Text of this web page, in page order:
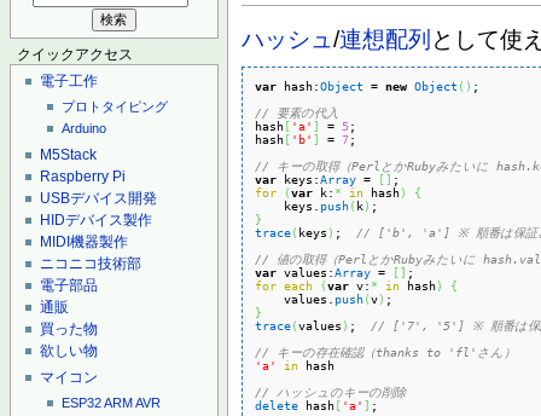
クイックアクセス
電子工作
プロトタイピング
Arduino
M5Stack
Raspberry Pi
USBデバイス開発
HIDデバイス製作
MIDI機器製作
ニコニコ技術部
電子部品
通販
買った物
欲しい物
マイコン
ESP32ARMAVR
ハッシュ/連想配列 として使
var hash:Object = new Object ( ) ;
// 要素の代入
hash [ 'a' ] = 5;
hash [ 'b' ] = 7;
// キーの取得（PerlとかRubyみたいに
var keys:Array = []
for
(var k: * in hash)
{
    keys.
push( k)
}
trace( keys ) ; // ['b', 'a'] ※ 順番は保証
// 値の取得（PerlとかRubyみたいに
var values:Array = []
for each (var v: * in hash)
{
    values.
push(v)
}
trace(values ) ; // ['7', '5'] ※ 順番は保
// キーの存在確認（thanks to 'fl'さん）
'a'
in hash
// ハッシュのキーの削除
delete hash [ 'a' ] ;